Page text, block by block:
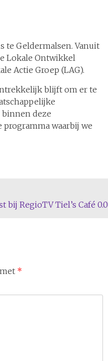
te Geldermalsen. Vanuit
Lokale Ontwikkel
Actie Groep (LAG).
blijft om er te
deze
waarbij we
bij RegioTV Tiel’s Café 0.0
*